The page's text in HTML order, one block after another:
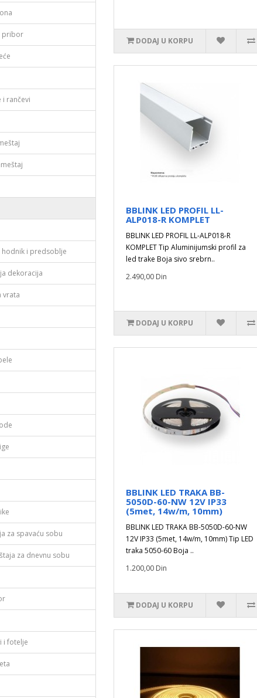
pribor
rančevi
hodnik i predsoblje
dekoracija
vrata
za spavaću sobu
za dnevnu sobu
i fotelje
DODAJ U KORPU
BBLINK LED PROFIL LL-
ALP018-R KOMPLET
BBLINK LED PROFIL LL-ALP018-R
KOMPLET Tip Aluminijumski profil za
led trake Boja sivo srebrn..
2.490,00 Din
DODAJ U KORPU
BBLINK LED TRAKA BB-
5050D-60-NW 12V IP33
(5met, 14w/m, 10mm)
BBLINK LED TRAKA BB-5050D-60-NW
12V IP33 (5met, 14w/m, 10mm) Tip LED
traka 5050-60 Boja ..
1.200,00 Din
DODAJ U KORPU